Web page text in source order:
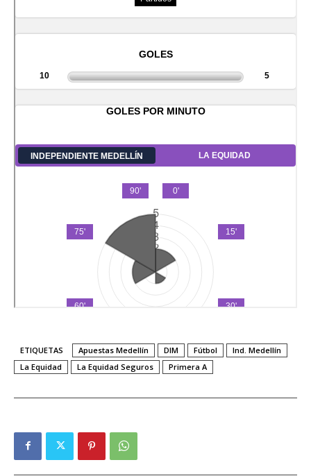
ETIQUETAS Apuestas Medellín DIM Fútbol
Ind. Medellín
La Equidad
La Equidad Seguros Primera A